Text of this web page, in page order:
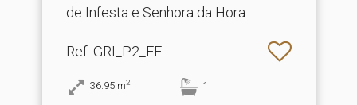
de Infesta e Senhora da Hora
Ref: GRI_P2_FE
36.95 m2 1